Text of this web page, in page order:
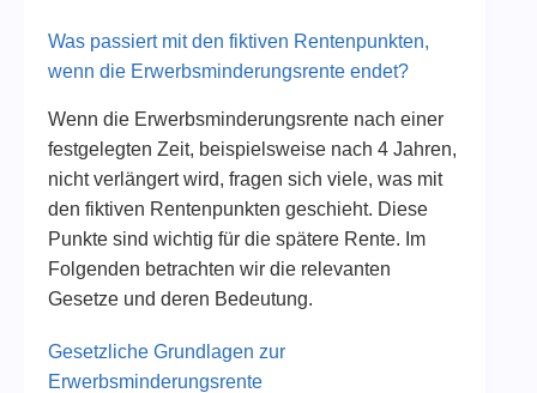
Was passiert mit den fiktiven Rentenpunkten,
wenn die Erwerbsminderungsrente endet?
Wenn die Erwerbsminderungsrente nach einer
festgelegten Zeit, beispielsweise nach 4 Jahren,
nicht verlängert wird, fragen sich viele, was mit
den fiktiven Rentenpunkten geschieht. Diese
Punkte sind wichtig für die spätere Rente. Im
Folgenden betrachten wir die relevanten
Gesetze und deren Bedeutung.
Gesetzliche Grundlagen zur
Erwerbsminderungsrente